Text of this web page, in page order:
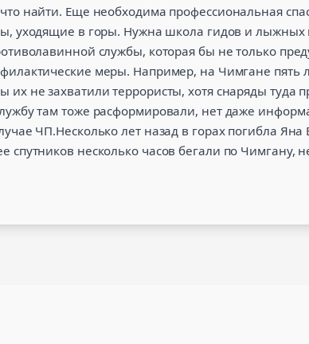
найти. Еще необходима профессиональная
уходящие в горы. Нужна школа гидов и лыжных
службы, которая бы не только
меры. Например, на Чимгане пять
их не захватили террористы, хотя снаряды туда
там тоже расформировали, нет даже
ЧП.Несколько лет назад в горах погибла
спутников несколько часов бегали по Чимгану,